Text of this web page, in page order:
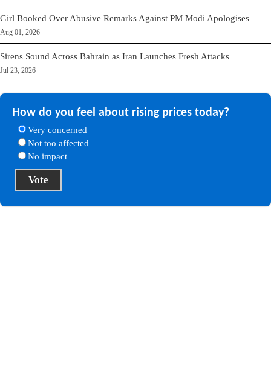
Girl Booked Over Abusive Remarks Against PM Modi Apologises
Aug 01, 2026
Sirens Sound Across Bahrain as Iran Launches Fresh Attacks
Jul 23, 2026
How do you feel about rising prices today?
Very concerned
Not too affected
No impact